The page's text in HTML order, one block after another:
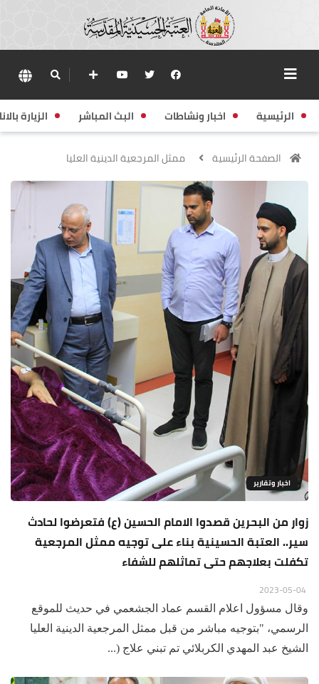
الرئيسية اخبار ونشاطات البث المباشر الزيارة
الصفحة الرئيسية ممثل المرجعية الدينية العليا
اخبار وتقارير
زوار من البحرين قصدوا الامام الحسين (ع) فتعرضوا لحادث
سير.. العتبة الحسينية بناء على توجيه ممثل المرجعية
تكفلت بعلاجهم حتى تماثلهم للشفاء
وقال مسؤول اعلام القسم عماد الجشعمي في حديث للموقع
الرسمي، "بتوجيه مباشر من قبل ممثل المرجعية الدينية العليا
الشيخ عبد المهدي الكربلائي تم تبني علاج (...